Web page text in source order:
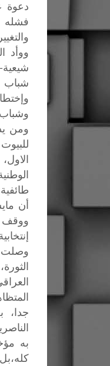
دعوة
فشله
ووأد
شيعية-
شباب
وشباب
ومن
للبيوت
الاول،
أن
ووقف
وصلت
جدا،
به
كله،بل